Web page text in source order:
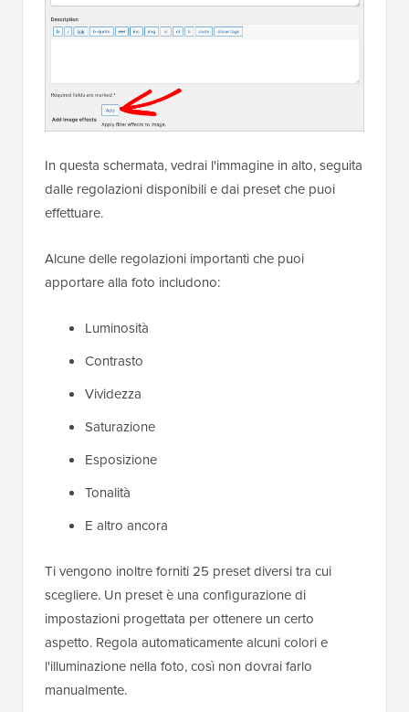
In questa schermata, vedrai l'immagine in alto, seguita
dalle regolazioni disponibili e dai preset che puoi
effettuare.
Alcune delle regolazioni importanti che puoi
apportare alla foto includono:
Luminosità
Contrasto
Vividezza
Saturazione
Esposizione
Tonalità
E altro ancora
Ti vengono inoltre forniti 25 preset diversi tra cui
scegliere. Un preset è una configurazione di
impostazioni progettata per ottenere un certo
aspetto. Regola automaticamente alcuni colori e
l'illuminazione nella foto, così non dovrai farlo
manualmente.